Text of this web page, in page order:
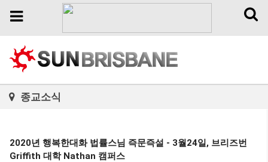
Toggle
Toggle
종교소식
2020년 행복한대화 법률스님 즉문즉설 - 3월24일, 브리즈번
Griffith 대학 Nathan 캠퍼스